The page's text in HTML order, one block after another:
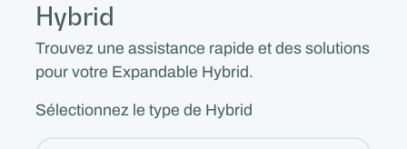
Hybrid
Trouvez une assistance rapide et des solutions
pour votre Expandable Hybrid.
Sélectionnez le type de Hybrid